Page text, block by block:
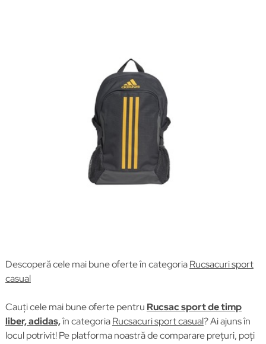
Descoperă cele mai bune oferte în categoriaRucsacuri sport
casual
Cauți cele mai bune oferte pentru Rucsac sport de timp
liber, adidas,în categoriaRucsacuri sport casual? Ai ajuns în
locul potrivit! Pe platforma noastră de comparare prețuri, poți